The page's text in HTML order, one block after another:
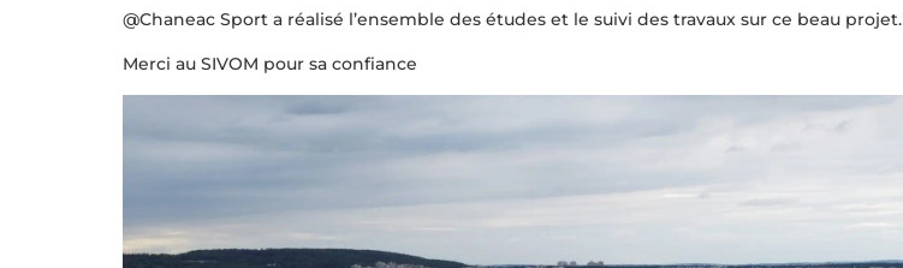
@Chaneac Sport a réalisé l’ensemble des études et le suivi des travaux sur ce beau projet.
Merci au SIVOM pour sa confiance